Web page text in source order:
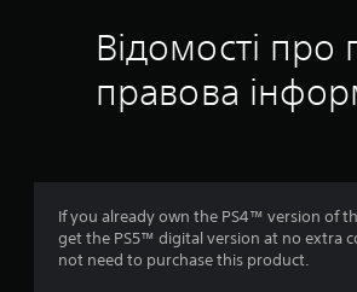
Відомості про
правова
If you already own the PS4™ version of
get the PS5™ digital version at no extra
not need to purchase this product.